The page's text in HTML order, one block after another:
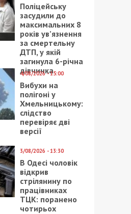
Поліцейську
засудили до
максимальних 8
років ув’язнення
за смертельну
ДТП, у якій
загинула 6-річна
дівчинка
4/08/2026 - 15:00
Вибухи на
полігоні у
Хмельницькому:
слідство
перевіряє дві
версії
3/08/2026 - 13:30
В Одесі чоловік
відкрив
стрілянину по
працівниках
ТЦК: поранено
чотирьох